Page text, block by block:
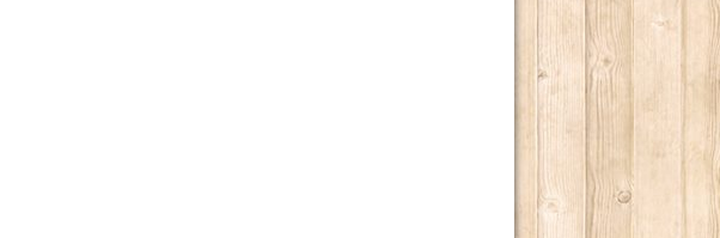
MESE DI LUGLIO 2013.
IL RETROSCENA DELLA POLITICA (1A STAGIONE).
IL RETROSCENA DELLA POLITICA (2A STAGIONE).